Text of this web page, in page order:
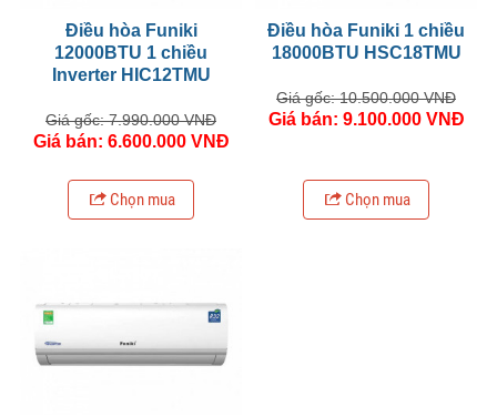
Điều hòa Funiki
12000BTU 1 chiều
Inverter HIC12TMU
Giá gốc: 7.990.000 VNĐ
Giá bán: 6.600.000 VNĐ
Chọn mua
Điều hòa Funiki 1 chiều
18000BTU HSC18TMU
Giá gốc: 10.500.000 VNĐ
Giá bán: 9.100.000 VNĐ
Chọn mua